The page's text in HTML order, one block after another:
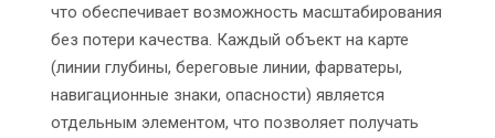
что обеспечивает возможность масштабирования
без потери качества. Каждый объект на карте
(линии глубины, береговые линии, фарватеры,
навигационные знаки, опасности) является
отдельным элементом, что позволяет получать